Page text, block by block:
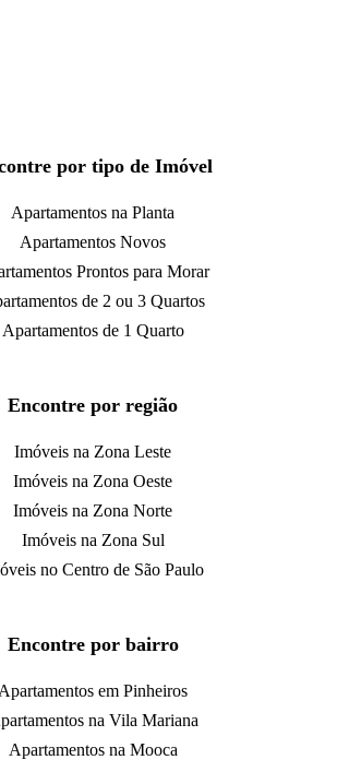
por tipo de Imóvel
Apartamentos na Planta
Apartamentos Novos
Prontos para Morar
de 2 ou 3 Quartos
Apartamentos de 1 Quarto
Encontre por região
Imóveis na Zona Leste
Imóveis na Zona Oeste
Imóveis na Zona Norte
Imóveis na Zona Sul
no Centro de São Paulo
Encontre por bairro
Apartamentos em Pinheiros
na Vila Mariana
Apartamentos na Mooca